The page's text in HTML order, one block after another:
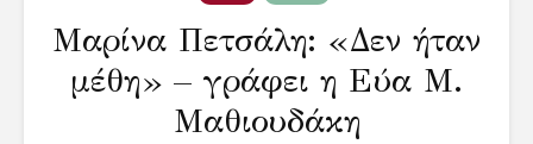
Μαρίνα Πετσάλη: «Δεν ήταν
μέθη» – γράφει η Εύα Μ.
Μαθιουδάκη